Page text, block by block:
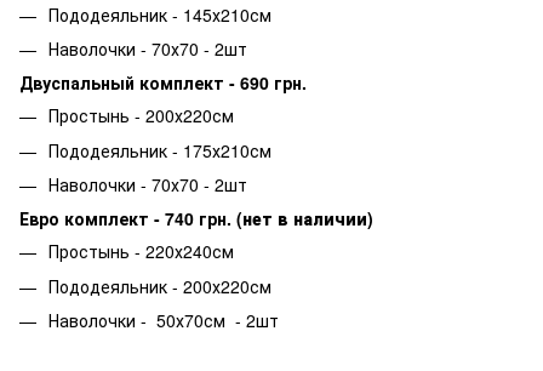
Пододеяльник - 145х210см
Наволочки - 70х70 - 2шт
Двуспальный комплект - 690 грн.
Простынь - 200х220см
Пододеяльник - 175х210см
Наволочки - 70х70 - 2шт
Евро комплект - 740 грн. (нет в наличии)
Простынь - 220х240см
Пододеяльник - 200х220см
Наволочки - 50х70см - 2шт